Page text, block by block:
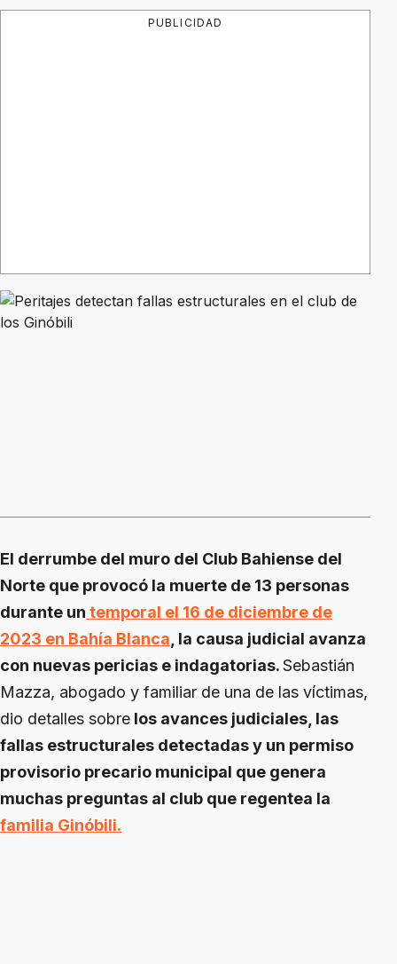
PUBLICIDAD
El derrumbe del muro del Club Bahiense del
Norte que provocó la muerte de 13 personas
durante un temporal el 16 de diciembre de
2023 en Bahía Blanca, la causa judicial avanza
con nuevas pericias e indagatorias.Sebastián
Mazza, abogado y familiar de una de las víctimas,
dio detalles sobre los avances judiciales, las
fallas estructurales detectadas y un permiso
provisorio precario municipal que genera
muchas preguntas al club que regentea la
familia Ginóbili.